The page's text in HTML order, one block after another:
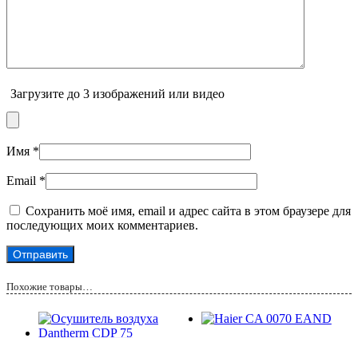
Загрузите до 3 изображений или видео
Имя *
Email *
Сохранить моё имя, email и адрес сайта в этом браузере для
последующих моих комментариев.
Похожие товары…